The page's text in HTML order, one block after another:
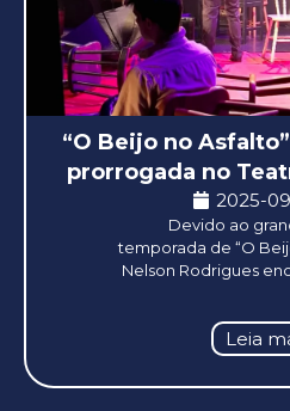
“O Beijo no
prorrogada no
2025-
Devido ao
temporada de “O
Nelson Rodrigues
Leia